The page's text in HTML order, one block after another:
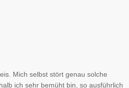
Mich selbst stört genau solche
ich sehr bemüht bin, so ausführlich